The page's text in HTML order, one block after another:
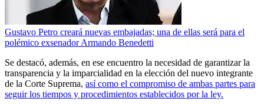
Gustavo Petro creará nuevas embajadas; una de ellas será para el
polémico exsenador Armando Benedetti
Se destacó, además, en ese encuentro la necesidad de garantizar la
transparencia y la imparcialidad en la elección del nuevo integrante
de la Corte Suprema, así como el compromiso de ambas partes para
seguir los tiempos y procedimientos establecidos por la ley.